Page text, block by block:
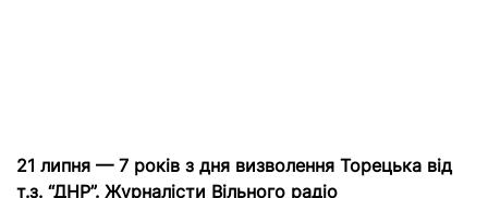
21 липня — 7 років з дня визволення Торецька від
т.з. “ДНР”. Журналісти Вільного радіо